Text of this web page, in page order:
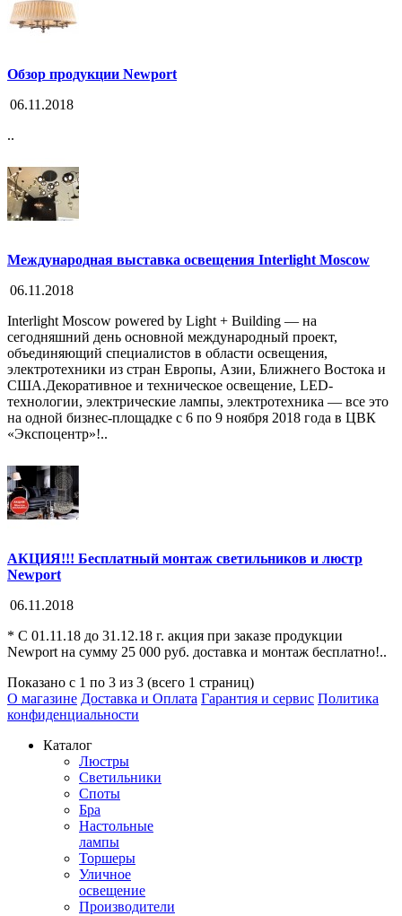
Обзор продукции Newport
06.11.2018
..
Международная выставка освещения Interlight Moscow
06.11.2018
Interlight Moscow powered by Light + Building — на
сегодняшний день основной международный проект,
объединяющий специалистов в области освещения,
электротехники из стран Европы, Азии, Ближнего Востока и
США.Декоративное и техническое освещение, LED-
технологии, электрические лампы, электротехника — все это
на одной бизнес-площадке с 6 по 9 ноября 2018 года в ЦВК
«Экспоцентр»!..
АКЦИЯ!!! Бесплатный монтаж светильников и люстр
Newport
06.11.2018
* C 01.11.18 до 31.12.18 г. акция при заказе продукции
Newport на сумму 25 000 руб. доставка и монтаж бесплатно!..
Показано с 1 по 3 из 3 (всего 1 страниц)
О магазине Доставка и Оплата Гарантия и сервис Политика
конфиденциальности
Каталог
Люстры
Светильники
Споты
Бра
Настольные
лампы
Торшеры
Уличное
освещение
Производители